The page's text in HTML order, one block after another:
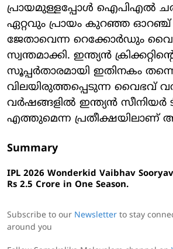
പ്രായമുള്ളപ്പോൾ ഐപിഎൽ
ഏറ്റവും പ്രായം കുറഞ്ഞ ഓറഞ്ച്
ജേതാവെന്ന റെക്കോർഡും
സ്വന്തമാക്കി. ഇന്ത്യൻ
സൂപ്പർതാരമായി ഇതിനകം
വിലയിരുത്തപ്പെടുന്ന വൈഭവ്
വർഷങ്ങളിൽ ഇന്ത്യൻ സീനിയർ
എത്തുമെന്ന പ്രതീക്ഷയിലാണ്
Summary
IPL 2026 Wonderkid Vaibhav
Rs 2.5 Crore in One Season.
Subscribe to our Newsletter to stay
around you